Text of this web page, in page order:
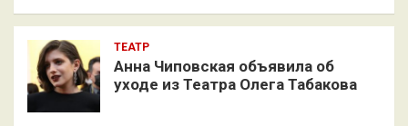
ТЕАТР
Анна Чиповская объявила об
уходе из Театра Олега Табакова